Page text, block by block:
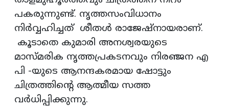
പകരുന്നുണ്ട്. നൃത്തസംവിധാനം
നിര്‍വ്വഹിച്ചത് ശീതള്‍ രാജേഷ്‌നായരാണ്.
കൂടാതെ കുമാരി അനശ്വരയുടെ
മാസ്മരിക നൃത്തപ്രകടനവും നിരഞ്ജന എ
പി -യുടെ ആനന്ദകരമായ ഷോട്ടും
ചിത്രത്തിന്റെ ആത്മീയ സത്ത
വര്‍ധിപ്പിക്കുന്നു.